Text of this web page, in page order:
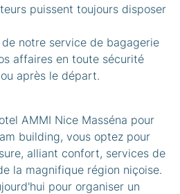
puissent toujours disposer
notre service de bagagerie
affaires en toute sécurité
après le départ.​
AMMI Nice Masséna pour
building, vous optez pour
alliant confort, services de
la magnifique région niçoise.
pour organiser un